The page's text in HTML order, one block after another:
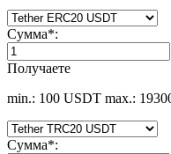
Сумма*:
Получаете
min.: 100 USDT max.:
Сумма*: